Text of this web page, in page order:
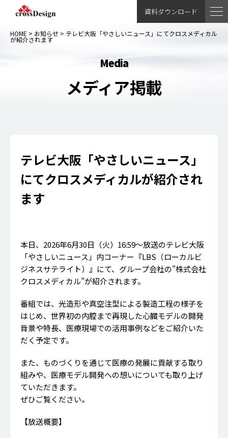
資料ダウンロード
HOME > お知らせ > テレビ大阪「やさしいニュース」にてクロスメディカル
が紹介されます
media
メディア掲載
テレビ大阪「やさしいニュース」
にてクロスメディカルが紹介され
ます
本日、2026年6月30日（火）16:59～放送のテレビ大阪
「やさしいニュース」内コーナー『LBS（ローカルビ
ジネスサテライト）』にて、グループ会社の”株式会社
クロスメディカル”が紹介されます。
番組では、光造形や真空注型による製造工程の様子を
はじめ、世界初の内腔まで再現した心臓モデルの開発
背景や特長、医療現場での活用事例などをご紹介いた
だく予定です。
また、ものづくりを通じて医療の発展に貢献する取り
組みや、医療モデル開発への想いについても取り上げ
ていただきます。
ぜひご覧ください。
【放送概要】